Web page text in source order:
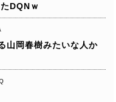
DQNｗ
山岡春樹みたいな人か